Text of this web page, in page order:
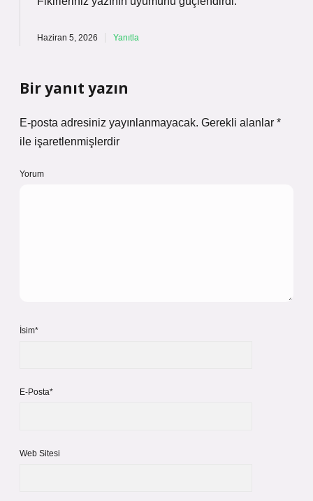
Haziran 5, 2026 Yanıtla
Bir yanıt yazın
E-posta adresiniz yayınlanmayacak. Gerekli alanlar *
ile işaretlenmişlerdir
Yorum
İsim*
E-Posta*
Web Sitesi